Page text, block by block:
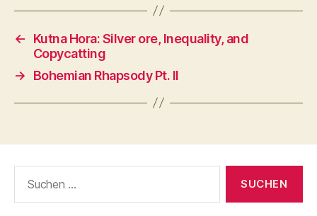
←
Kutna Hora: Silver ore, Inequality, and
Copycatting
→
Bohemian Rhapsody Pt. II
nach: